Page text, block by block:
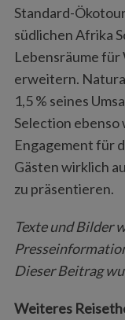
Standard-
südlichen Afrika
Lebensräume für
erweitern.
1,5 % seines
Selection
Engagement für
Gästen wirklich
zu präsentieren.
Texte und Bilder
Dieser Beitrag
Weiteres